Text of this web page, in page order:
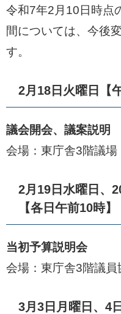
令和7年2月10日時点
間については、今後
す。
2月18日火曜日【
議会開会、議案説明
会場：東庁舎3階議場
2月19日水曜日、
【各日午前10時】
当初予算説明会
会場：東庁舎3階議員
3月3日月曜日、4